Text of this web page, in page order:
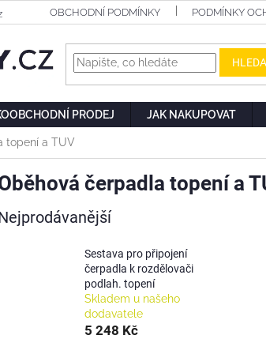
OBCHODNÍ PODMÍNKY PODMÍNKY
PRODEJ JAK NAKUPOVAT
topení a TUV
čerpadla topení a
Sestava pro připojení
čerpadla k rozdělovači
podlah. topení
Skladem u našeho
dodavatele
5 248 Kč